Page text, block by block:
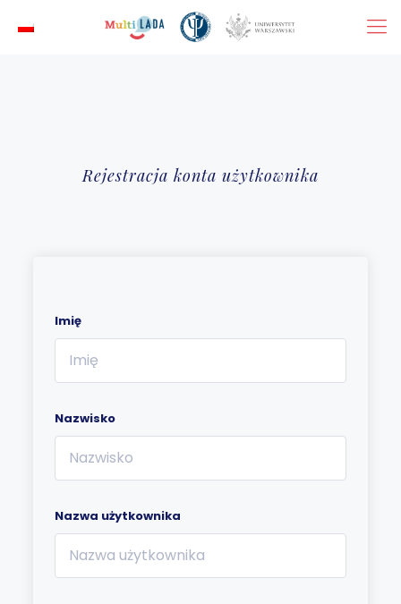
Rejestracja konta użytkownika
Imię
Nazwisko
Nazwa użytkownika